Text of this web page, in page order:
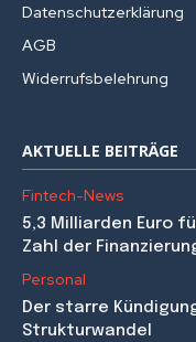
Datenschutzerklärung
AGB
Widerrufsbelehrung
AKTUELLE BEITRÄGE
Fintech-News
5,3 Milliarden Euro
Zahl der
Personal
Der starre
Strukturwandel